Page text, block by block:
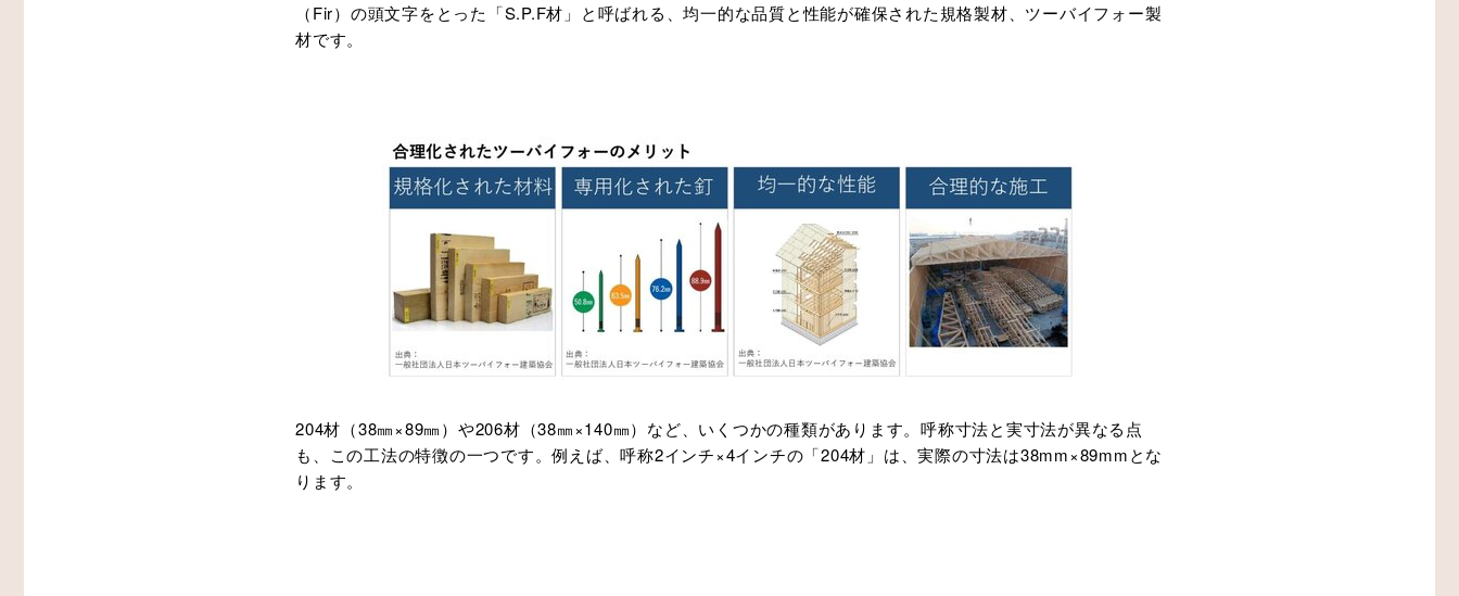
（Fir）の頭文字をとった「S.P.F材」と呼ばれる、均一的な品質と性能が確保された規格製材、ツーバイフォー製
材です。
204材（38㎜×89㎜）や206材（38㎜×140㎜）など、いくつかの種類があります。呼称寸法と実寸法が異なる点
も、この工法の特徴の一つです。例えば、呼称2インチ×4インチの「204材」は、実際の寸法は38mm×89mmとな
ります。